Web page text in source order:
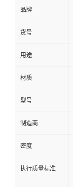
品牌
货号
用途
材质
型号
制造商
密度
执行质量标准